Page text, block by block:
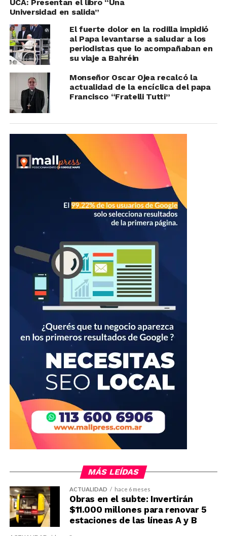
UCA: Presentan el libro “Una
Universidad en salida”
El fuerte dolor en la rodilla impidió
al Papa levantarse a saludar a los
periodistas que lo acompañaban en
su viaje a Bahréin
Monseñor Oscar Ojea recalcó la
actualidad de la encíclica del papa
Francisco “Fratelli Tutti”
MÁS LEÍDAS
ACTUALIDAD hace 6 meses
Obras en el subte: Invertirán
$11.000 millones para renovar 5
estaciones de las líneas A y B